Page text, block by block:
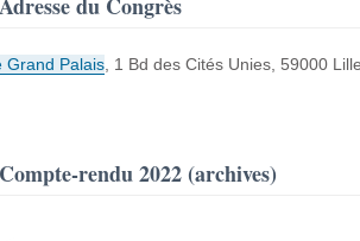
Grand Palais, 1 Bd des Cités Unies, 59000
Compte-rendu 2022 (archives)